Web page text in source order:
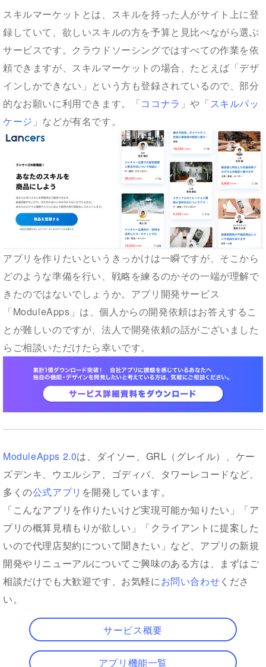
スキルマーケットとは、スキルを持った人がサイト上に登
録していて、欲しいスキルの方を予算と見比べながら選ぶ
サービスです。クラウドソーシングではすべての作業を依
頼できますが、スキルマーケットの場合、たとえば「デザ
インしかできない」という方も登録されているので、部分
的なお願いに利用できます。「ココナラ 」や「スキルパッ
ケージ 」などが有名です。
アプリを作りたいというきっかけは一瞬ですが、そこから
どのような準備を行い、戦略を練るのかその一端が理解で
きたのではないでしょうか。アプリ開発サービス
「ModuleApps」は、個人からの開発依頼はお答えするこ
とが難しいのですが、法人で開発依頼の話がございました
らご相談いただけたら幸いです。
ModuleApps 2.0は、ダイソー、GRL（グレイル）、ケー
ズデンキ、ウエルシア、ゴディバ、タワーレコードなど、
多くの公式アプリ を開発しています。
「こんなアプリを作りたいけど実現可能か知りたい」「ア
プリの概算見積もりが欲しい」「クライアントに提案した
いので代理店契約について聞きたい」など、アプリの新規
開発やリニューアルについてご興味のある方は、まずはご
相談だけでも大歓迎です、お気軽にお問い合わせくださ
い。
サービス概要
アプリ機能一覧